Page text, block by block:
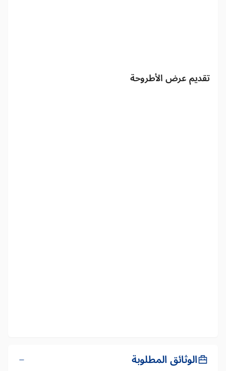
تقديم عرض الأطروحة
الوثائق المطلوبة